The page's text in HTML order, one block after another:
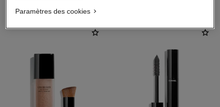
Paramètres des cookies